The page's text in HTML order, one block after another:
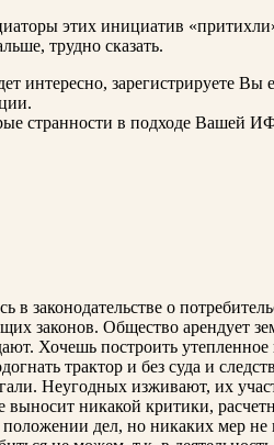
этих инициатив
трудно сказать.
интересно, зарегистрируете Вы
странности в подходе Вашей
о
законов. Общество арендует
Хочешь построить
трактор и без суда и
Неугодных изживают, их
никакой критики,
дел, но никаких мер